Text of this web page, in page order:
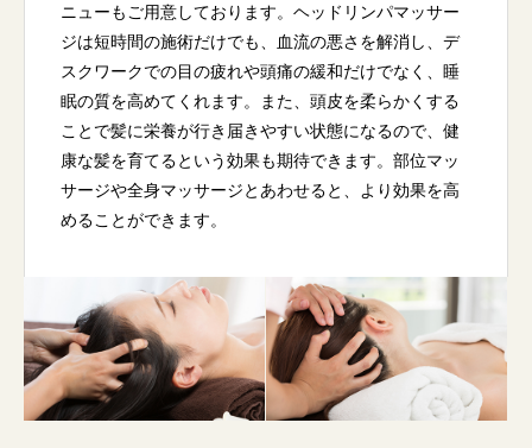
ニューもご用意しております。ヘッドリンパマッサー
ジは短時間の施術だけでも、血流の悪さを解消し、デ
スクワークでの目の疲れや頭痛の緩和だけでなく、睡
眠の質を高めてくれます。また、頭皮を柔らかくする
ことで髪に栄養が行き届きやすい状態になるので、健
康な髪を育てるという効果も期待できます。部位マッ
サージや全身マッサージとあわせると、より効果を高
めることができます。